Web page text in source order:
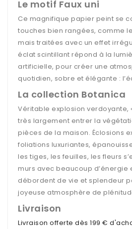
Le motif Faux uni
Ce magnifique papier peint se
touches bien rangées, comme
mais traitées avec un effet
éclat scintillant répond à la
artificielle, pour créer une
quotidien, sobre et élégante :
La collection Botanica
Véritable explosion verdoyante,
très largement entrer la
pièces de la maison. Éclosions
foliations luxuriantes,
les tiges, les feuilles, les fleurs
murs avec beaucoup d’énergie
débordent de vie et splendeur
joyeuse atmosphère de
Livraison
Livraison offerte dès 199 €